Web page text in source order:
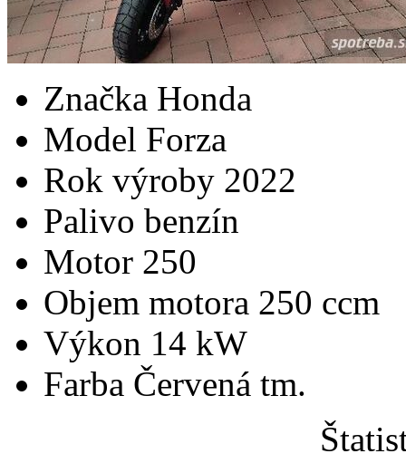
Značka Honda
Model Forza
Rok výroby 2022
Palivo benzín
Motor 250
Objem motora 250 ccm
Výkon 14 kW
Farba Červená tm.